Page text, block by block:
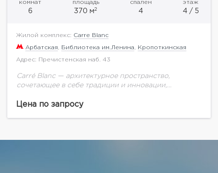
комнат
6
площадь
370 м2
спален
4
этаж
4 / 5
Жилой комплекс: Carre Blanc
Арбатская Библиотека им.Ленина Кропоткинская
Адрес: Пречистенская наб. 43
Carré Blanc — архитектурное пространство,
сочетающее в себе традиции и инновации,
до совершенства понимание комфорта,
Цена по запросу